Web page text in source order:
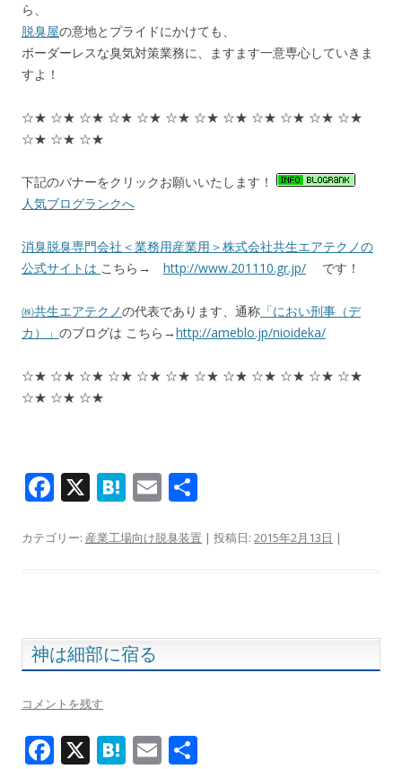
ら、
脱臭屋の意地とプライドにかけても、
ボーダーレスな臭気対策業務に、ますます一意専心していきま
すよ！
☆★ ☆★ ☆★ ☆★ ☆★ ☆★ ☆★ ☆★ ☆★ ☆★ ☆★ ☆★
☆★ ☆★ ☆★
下記のバナーをクリックお願いいたします！
人気ブログランクへ
消臭脱臭専門会社＜業務用産業用＞株式会社共生エアテクノの
公式サイトは こちら→ http://www.201110.gr.jp/ です！
㈱共生エアテクノの代表であります、通称 「におい刑事（デ
カ）」 のブログは こちら→http://ameblo.jp/nioideka/
☆★ ☆★ ☆★ ☆★ ☆★ ☆★ ☆★ ☆★ ☆★ ☆★ ☆★ ☆★
☆★ ☆★ ☆★
F
e
o
k
X H
e
E
ai
カテゴリー: 産業工場向け脱臭装置 | 投稿日: 2015年2月13日 |
神は細部に宿る
コメントを残す
F X H E